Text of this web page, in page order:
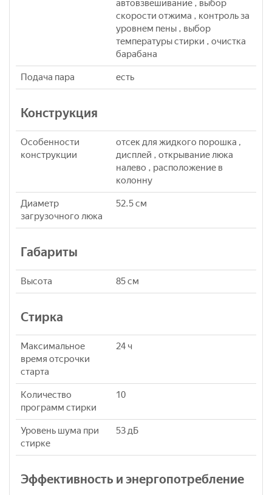
автовзвешивание , выбор
скорости отжима , контроль за
уровнем пены , выбор
температуры стирки , очистка
барабана
Подача пара eсть
Конструкция
Особенности
конструкции
отсек для жидкого порошка ,
дисплей , открывание люка
налево , расположение в
колонну
Диаметр
загрузочного люка
52.5 см
Габариты
Высота 85 см
Стирка
Максимальное
время отсрочки
старта
24 ч
Количество
программ стирки
10
Уровень шума при
стирке
53 дБ
Эффективность и энергопотребление